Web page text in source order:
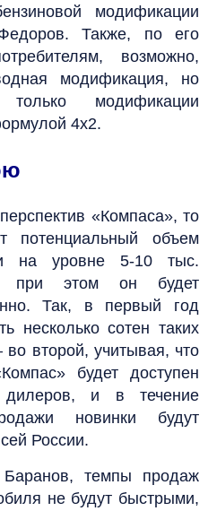
модификации
Также, по его
возможно,
модификация, но
модификации
4х2.
«Компаса», то
потенциальный объем
на уровне 5-10 тыс.
при этом он будет
Так, в первый год
несколько сотен таких
второй, учитывая, что
будет доступен
дилеров, и в течение
новинки будут
России.
Баранов, темпы продаж
не будут быстрыми,